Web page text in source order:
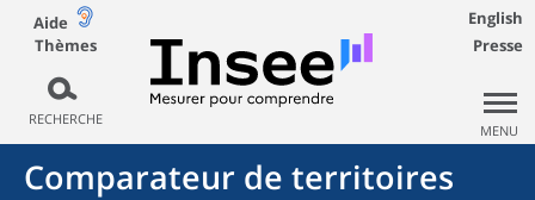
Aide
Thèmes
RECHERCHE
English
Presse
MENU
Comparateur de territoires